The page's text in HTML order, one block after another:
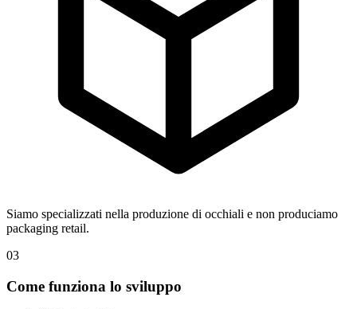
Siamo specializzati nella produzione di occhiali e non produciamo
packaging retail.
03
Come funziona lo sviluppo